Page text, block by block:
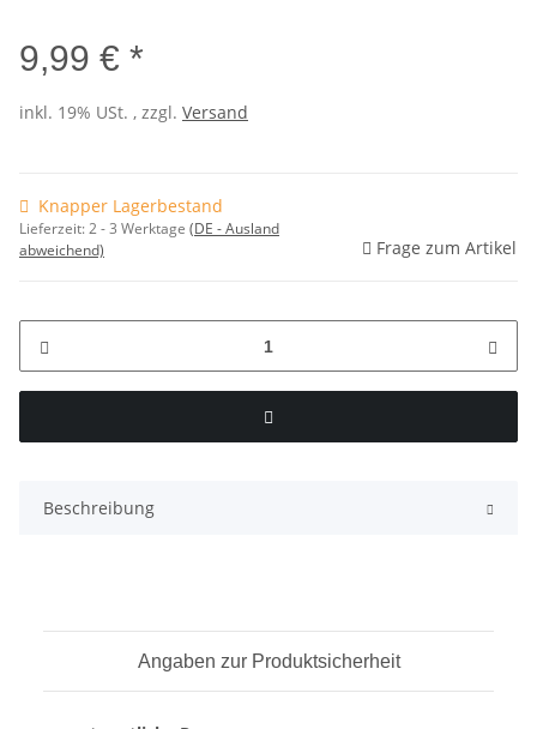
9,99 € *
inkl. 19% USt. , zzgl. Versand
Knapper Lagerbestand
Lieferzeit:2 - 3 Werktage (DE - Ausland
abweichend)
Frage zum Artikel
Beschreibung
Angaben zur Produktsicherheit